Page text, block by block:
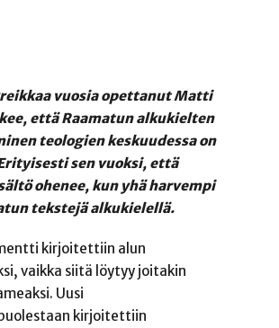
vuosia opettanut Matti
että Raamatun alkukielten
teologien keskuudessa on
sen vuoksi, että
ohenee, kun yhä harvempi
tekstejä alkukielellä.
kirjoitettiin alun
vaikka siitä löytyy joitakin
Uusi
kirjoitettiin